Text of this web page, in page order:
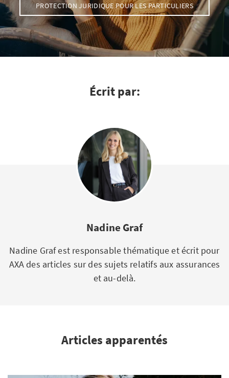
PROTECTION JURIDIQUE POUR LES PARTICULIERS
Écrit par:
Nadine Graf
Nadine Graf est responsable thématique et écrit pour
AXA des articles sur des sujets relatifs aux assurances
et au-delà.
Articles apparentés